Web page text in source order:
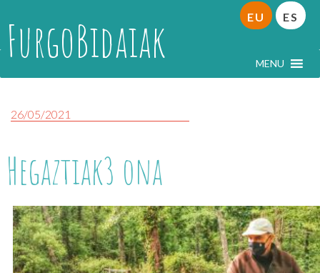
FurgoBidaiak MENU
EU ES
26/05/2021
Hegaztiak3 ona